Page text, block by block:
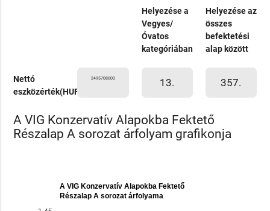
Helyezése a
Vegyes/
Óvatos
kategóriában
Helyezése az
összes
befektetési
alap között
Nettó
eszközérték(HUF)
2495708000 13. 357.
A VIG Konzervatív Alapokba Fektető
Részalap A sorozat árfolyam grafikonja
A VIG Konzervatív Alapokba Fektető
Részalap A sorozat árfolyama